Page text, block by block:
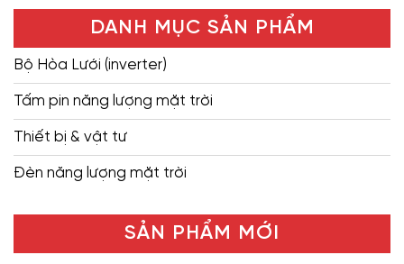
DANH MỤC SẢN PHẨM
Bộ Hòa Lưới (inverter)
Tấm pin năng lượng mặt trời
Thiết bị & vật tư
Đèn năng lượng mặt trời
SẢN PHẨM MỚI